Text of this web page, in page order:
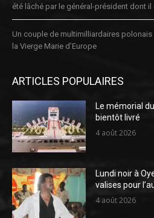
été lâché par le général-président dont il
Un couple de multimilliardaires
la Vierge Marie d’Europe
ARTICLES POPULAIRES
Le mémorial
bientôt livré
4 août 2026
Lundi noir à
valises pour
4 août 2026